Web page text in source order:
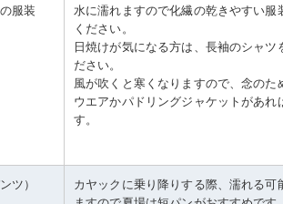
服装
水に濡れますので化繊の乾きやすい服
ください。
日焼けが気になる方は、長袖のシャツ
ださい。
風が吹くと寒くなりますので、念のた
ウエアかパドリングジャケットがあれ
す。
ツ）
カヤックに乗り降りする際、濡れる可